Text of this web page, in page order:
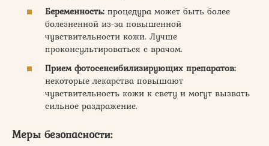
Беременность: процедура может быть более
болезненной из-за повышенной
чувствительности кожи. Лучше
проконсультироваться с врачом.
Прием фотосенсибилизирующих препаратов:
некоторые лекарства повышают
чувствительность кожи к свету и могут вызвать
сильное раздражение.
Меры безопасности: